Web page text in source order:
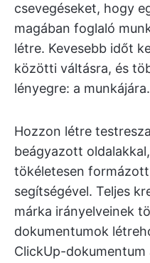
csevegéseket, hogy
magában foglaló
létre. Kevesebb időt
közötti váltásra, és
lényegre: a munkájára.
Hozzon létre
beágyazott
tökéletesen
segítségével. Teljes
márka irányelveinek
dokumentumok
ClickUp-